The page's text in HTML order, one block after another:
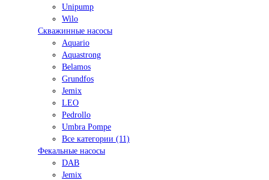
Unipump
Wilo
Скважинные насосы
Aquario
Aquastrong
Belamos
Grundfos
Jemix
LEO
Pedrollo
Umbra Pompe
Все категории (11)
Фекальные насосы
DAB
Jemix